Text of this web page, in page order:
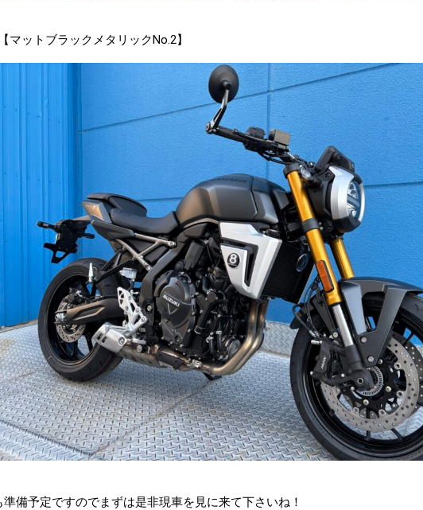
マットブラックメタリックNo.2】
準備予定ですのでまずは是非現車を見に来て下さいね！